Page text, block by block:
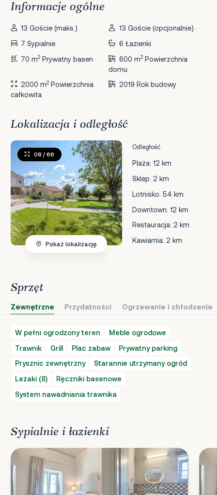
Informacje ogólne
13 Goście (maks.)
13 Goście (opcjonalnie)
7 Sypialnie
6 Łazienki
70 m2 Prywatny basen 600 m2Powierzchnia
domu
2000 m2 Powierzchnia
całkowita
2019 Rok budowy
Lokalizacja i odległość
Odległość
Plaża: 12 km
Sklep: 2 km
Lotnisko: 54 km
Downtown: 12 km
Restauracja: 2 km
Kawiarnia: 2 km
08 / 66
Pokaż lokalizację
Sprzęt
Zewnętrzne Przydatności Ogrzewanie i chłodzenie
W pełni ogrodzony teren
Meble ogrodowe
Trawnik
Grill Plac zabaw
Prywatny parking
Prysznic zewnętrzny
Starannie utrzymany ogród
Leżaki (8)
Ręczniki basenowe
System nawadniania trawnika
Sypialnie i łazienki